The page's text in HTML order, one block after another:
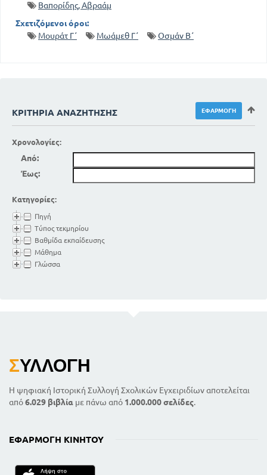
Βαπορίδης, Αβραάμ
Σχετιζόμενοι όροι:
Μουράτ Γ΄
Μωάμεθ Γ΄ Οσμάν Β΄
ΚΡΙΤΉΡΙΑ ΑΝΑΖΉΤΗΣΗΣ
Χρονολογίες:
Από:
Έως:
Κατηγορίες:
Πηγή
Τύπος τεκμηρίου
Βαθμίδα εκπαίδευσης
Μάθημα
Γλώσσα
ΣΥΛΛΟΓΉ
Η ψηφιακή Ιστορική Συλλογή Σχολικών Εγχειριδίων αποτελείται
από6.029 βιβλία με πάνω από 1.000.000 σελίδες.
ΕΦΑΡΜΟΓΉ ΚΙΝΗΤΟΎ